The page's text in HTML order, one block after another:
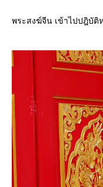
พระสงฆ์จีน เข้าไปปฎิบัติ